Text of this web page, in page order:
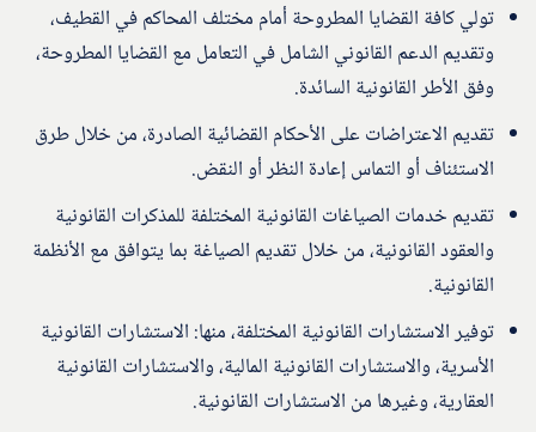
تولي كافة القضايا المطروحة أمام مختلف المحاكم في القطيف،
وتقديم الدعم القانوني الشامل في التعامل مع القضايا المطروحة،
وفق الأطر القانونية السائدة.
تقديم الاعتراضات على الأحكام القضائية الصادرة، من خلال طرق
الاستئناف أو التماس إعادة النظر أو النقض.
تقديم خدمات الصياغات القانونية المختلفة للمذكرات القانونية
والعقود القانونية، من خلال تقديم الصياغة بما يتوافق مع الأنظمة
القانونية.
توفير الاستشارات القانونية المختلفة، منها: الاستشارات القانونية
الأسرية، والاستشارات القانونية المالية، والاستشارات القانونية
العقارية، وغيرها من الاستشارات القانونية.